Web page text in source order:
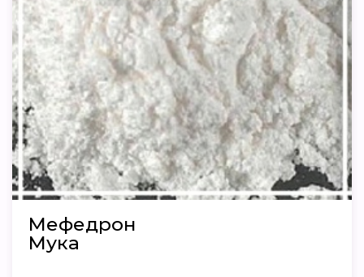
Мефедрон
Мука